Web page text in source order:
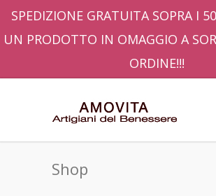
SPEDIZIONE GRATUITA SOPRA I
UN PRODOTTO IN OMAGGIO A
ORDINE!!!
Shop